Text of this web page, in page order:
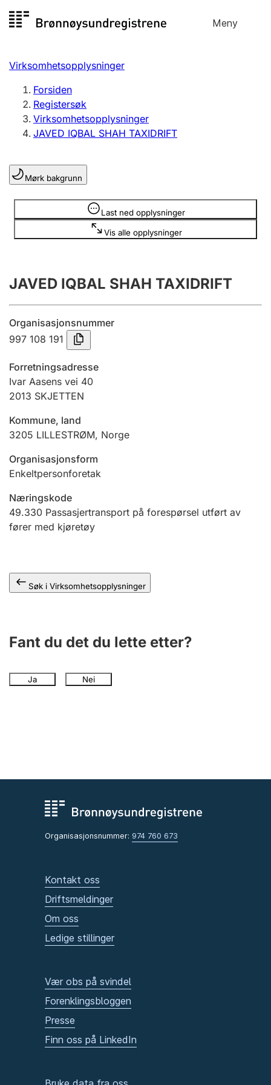
til
Meny
Registersøk
Aksjeselskap
Enkeltpersonforetak
Registrere, endre, slette
Lag og forening
Registrere, endre, slette
Årsregnskap
Innsending og forsinkelsesgebyr
Tinglysing
Jeger
Ektepaktveileder
Offentlig sektor
Virksomhetsopplysninger
Forsiden
Registersøk
Virksomhetsopplysninger
JAVED IQBAL SHAH TAXIDRIFT
Mørk bakgrunn
Last ned opplysninger
Vis alle opplysninger
Opplysninger er skjult
JAVED IQBAL SHAH TAXIDRIFT
Organisasjonsnummer
997 108 191
Forretningsadresse
Ivar Aasens vei 40
2013 SKJETTEN
Kommune, land
3205 LILLESTRØM, Norge
Organisasjonsform
Enkeltpersonforetak
Næringskode
49.330 Passasjertransport på forespørsel utført av
fører med kjøretøy
Søk i Virksomhetsopplysninger
Fant du det du lette etter?
Ja Nei
Organisasjonsnummer: 974 760 673
Kontakt oss
Driftsmeldinger
Om oss
Ledige stillinger
Vær obs på svindel
Forenklingsbloggen
Presse
Finn oss på LinkedIn